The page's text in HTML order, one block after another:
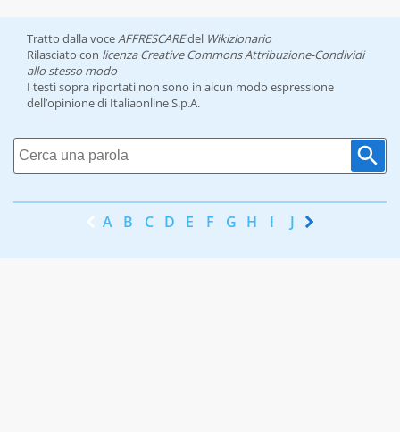
Tratto dalla voceAFFRESCAREdel Wikizionario
Rilasciato con licenza Creative Commons Attribuzione-Condividi
allo stesso modo
I testi sopra riportati non sono in alcun modo espressione
dell’opinione di Italiaonline S.p.A.
A B C D E F G H I J K